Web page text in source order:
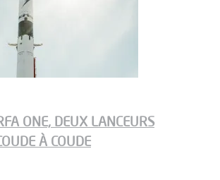
ONE, DEUX LANCEURS
À COUDE